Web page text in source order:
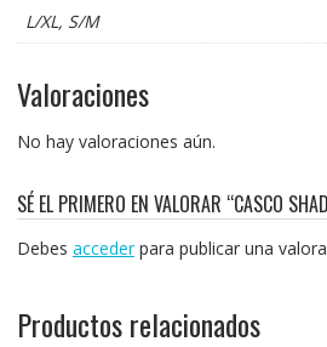
L/XL, S/M
Valoraciones
No hay valoraciones aún.
SÉ EL PRIMERO EN VALORAR “CASCO
Debes accederpara publicar una
Productos relacionados